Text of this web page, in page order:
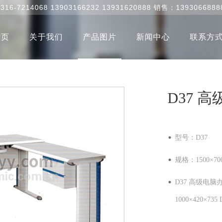
7214068 13903166232 13931620888 销售：
关于我们 产品图片 新闻中心 联系方
D37 高
型号：D37
规格：
D37 高级电脑
1000×420×735